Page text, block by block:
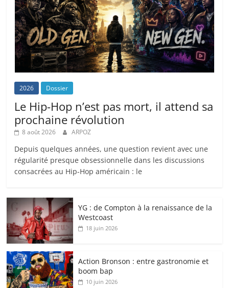
2026 Dossier
Le Hip-Hop n’est pas mort, il attend sa
prochaine révolution
8 août 2026 ARPOZ
Depuis quelques années, une question revient avec une
régularité presque obsessionnelle dans les discussions
consacrées au Hip-Hop américain : le
YG : de Compton à la renaissance de la
Westcoast
18 juin 2026
Action Bronson : entre gastronomie et
boom bap
10 juin 2026